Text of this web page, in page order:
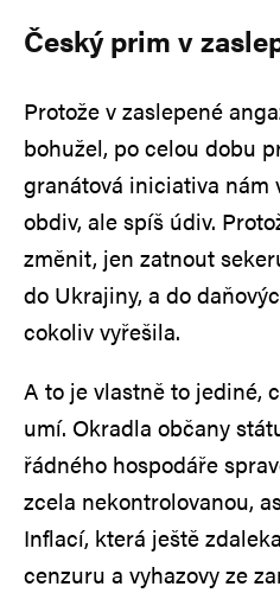
Český prim v
Protože v zaslepené
bohužel, po celou dobu
granátová iniciativa nám
obdiv, ale spíš údiv.
změnit, jen zatnout
do Ukrajiny, a do
cokoliv vyřešila.
A to je vlastně to jediné,
umí. Okradla občany
řádného hospodáře
zcela nekontrolovanou,
Inflací, která ještě
cenzuru a vyhazovy ze